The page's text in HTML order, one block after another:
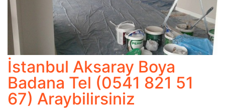
İstanbul Aksaray Boya
Badana Tel (0541 821 51
67) Araybilirsiniz